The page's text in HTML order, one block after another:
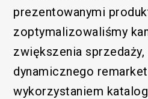
prezentowanymi
zoptymalizowaliśmy
zwiększenia
dynamicznego
wykorzystaniem